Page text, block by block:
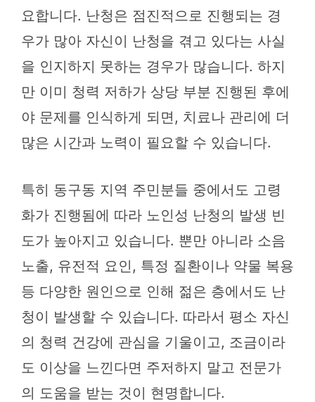
요합니다. 난청은 점진적으로 진행되는 경
우가 많아 자신이 난청을 겪고 있다는 사실
을 인지하지 못하는 경우가 많습니다. 하지
만 이미 청력 저하가 상당 부분 진행된 후에
야 문제를 인식하게 되면, 치료나 관리에 더
많은 시간과 노력이 필요할 수 있습니다.
특히 동구동 지역 주민분들 중에서도 고령
화가 진행됨에 따라 노인성 난청의 발생 빈
도가 높아지고 있습니다. 뿐만 아니라 소음
노출, 유전적 요인, 특정 질환이나 약물 복용
등 다양한 원인으로 인해 젊은 층에서도 난
청이 발생할 수 있습니다. 따라서 평소 자신
의 청력 건강에 관심을 기울이고, 조금이라
도 이상을 느낀다면 주저하지 말고 전문가
의 도움을 받는 것이 현명합니다.